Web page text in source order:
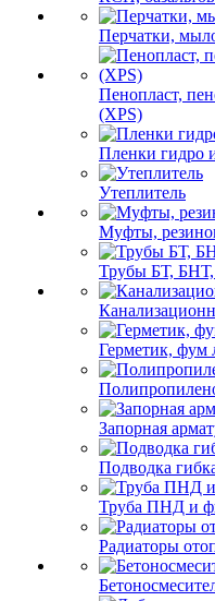
Перчатки,
Пенопласт,
(XPS)
Пленки гидро
Утеплитель
Муфты,
Трубы БТ,
Герметик, фум
Запорная
Подводка
Труба ПНД и
Радиаторы